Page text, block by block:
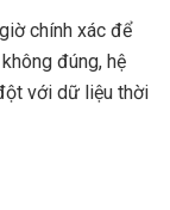
chính xác để
đúng, hệ
với dữ liệu thời